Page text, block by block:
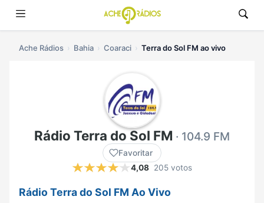
Ache Rádios Bahia Coaraci Terra do Sol FM ao vivo
Rádio Terra do Sol FM · 104.9 FM
Favoritar
4,08 205 votos
Rádio Terra do Sol FM Ao Vivo